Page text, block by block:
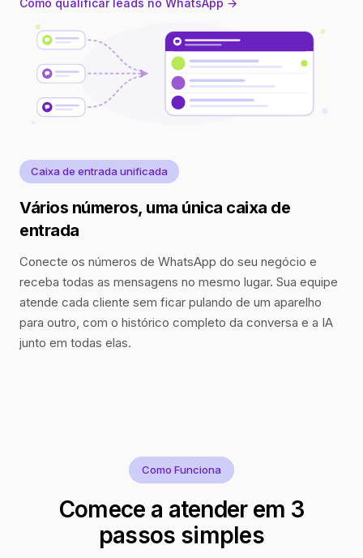
Como qualificar leads no WhatsApp →
Caixa de entrada unificada
Vários números, uma única caixa de
entrada
Conecte os números de WhatsApp do seu negócio e
receba todas as mensagens no mesmo lugar. Sua equipe
atende cada cliente sem ficar pulando de um aparelho
para outro, com o histórico completo da conversa e a IA
junto em todas elas.
Como Funciona
Comece a atender em 3
passos simples